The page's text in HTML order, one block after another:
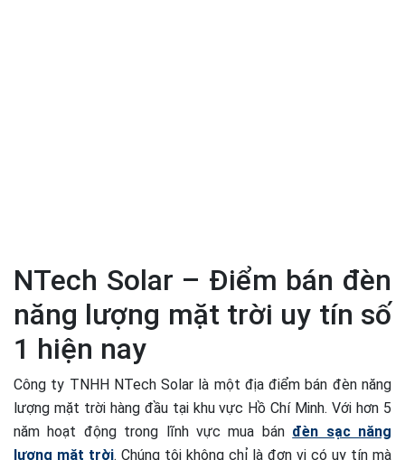
NTech Solar – Điểm bán đèn
năng lượng mặt trời uy tín số
1 hiện nay
Công ty TNHH NTech Solar là một địa điểm bán đèn năng
lượng mặt trời hàng đầu tại khu vực Hồ Chí Minh. Với hơn 5
năm hoạt động trong lĩnh vực mua bán đèn sạc năng
lượng mặt trời. Chúng tôi không chỉ là đơn vị có uy tín mà